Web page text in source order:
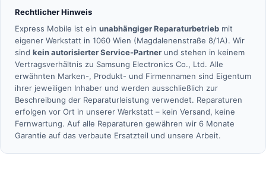
Rechtlicher Hinweis
Express Mobile ist ein unabhängiger Reparaturbetrieb mit
eigener Werkstatt in 1060 Wien (Magdalenenstraße 8/1A). Wir
sind kein autorisierter Service-Partner und stehen in keinem
Vertragsverhältnis zu Samsung Electronics Co., Ltd. Alle
erwähnten Marken-, Produkt- und Firmennamen sind Eigentum
ihrer jeweiligen Inhaber und werden ausschließlich zur
Beschreibung der Reparaturleistung verwendet. Reparaturen
erfolgen vor Ort in unserer Werkstatt – kein Versand, keine
Fernwartung. Auf alle Reparaturen gewähren wir 6 Monate
Garantie auf das verbaute Ersatzteil und unsere Arbeit.